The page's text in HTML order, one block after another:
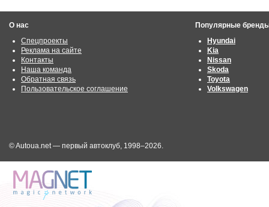
О нас
Спецпроекты
Реклама на сайте
Контакты
Наша команда
Обратная связь
Пользовательское соглашение
Популярные
Hyundai
Kia
Nissan
Skoda
Toyota
Volkswagen
© Autoua.net — первый автоклуб, 1998–2026.